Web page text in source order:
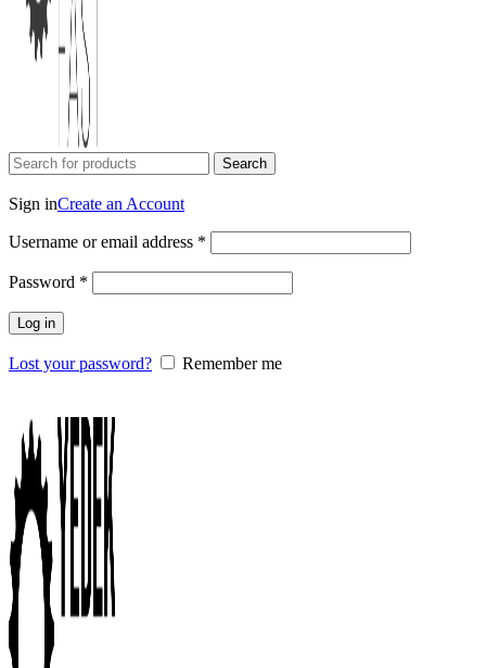
Search
Sign inCreate an Account
Username or email address *
Password *
Log in
Lost your password?
Remember me